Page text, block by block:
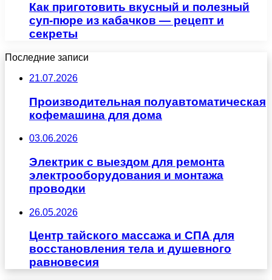
Как приготовить вкусный и полезный
суп-пюре из кабачков — рецепт и
секреты
Последние записи
21.07.2026
Производительная полуавтоматическая
кофемашина для дома
03.06.2026
Электрик с выездом для ремонта
электрооборудования и монтажа
проводки
26.05.2026
Центр тайского массажа и СПА для
восстановления тела и душевного
равновесия